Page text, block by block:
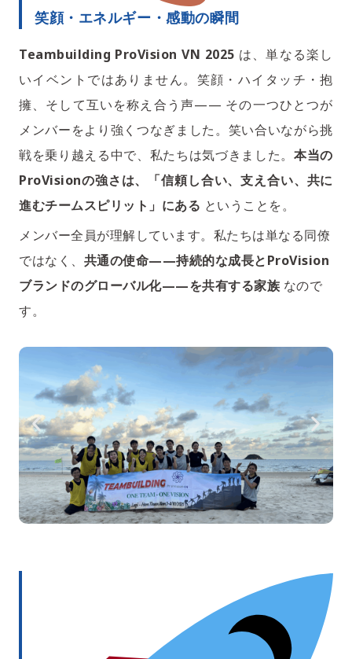
笑顔・エネルギー・感動の瞬間
Teambuilding ProVision VN 2025 は、単なる楽し
いイベントではありません。笑顔・ハイタッチ・抱
擁、そして互いを称え合う声—— その一つひとつが
メンバーをより強くつなぎました。笑い合いながら挑
戦を乗り越える中で、私たちは気づきました。本当の
ProVisionの強さは、「信頼し合い、支え合い、共に
進むチームスピリット」にある ということを。
メンバー全員が理解しています。私たちは単なる同僚
ではなく、 共通の使命——持続的な成長とProVision
ブランドのグローバル化——を共有する家族 なので
す。